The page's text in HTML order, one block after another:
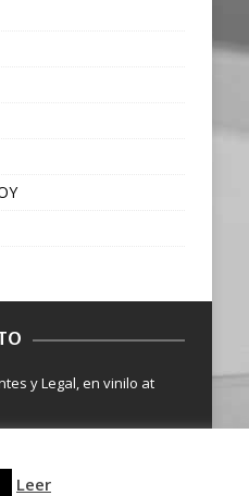
y Legal, en vinilo at
Leer